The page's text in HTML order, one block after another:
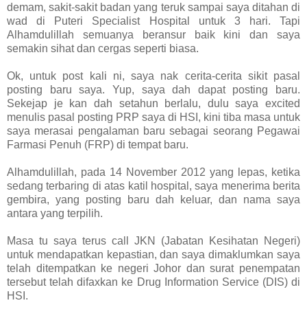
demam, sakit-sakit badan yang teruk sampai saya ditahan di
wad di Puteri Specialist Hospital untuk 3 hari. Tapi
Alhamdulillah semuanya beransur baik kini dan saya
semakin sihat dan cergas seperti biasa.
Ok, untuk post kali ni, saya nak cerita-cerita sikit pasal
posting baru saya. Yup, saya dah dapat posting baru.
Sekejap je kan dah setahun berlalu, dulu saya excited
menulis pasal posting PRP saya di HSI, kini tiba masa untuk
saya merasai pengalaman baru sebagai seorang Pegawai
Farmasi Penuh (FRP) di tempat baru.
Alhamdulillah, pada 14 November 2012 yang lepas, ketika
sedang terbaring di atas katil hospital, saya menerima berita
gembira, yang posting baru dah keluar, dan nama saya
antara yang terpilih.
Masa tu saya terus call JKN (Jabatan Kesihatan Negeri)
untuk mendapatkan kepastian, dan saya dimaklumkan saya
telah ditempatkan ke negeri Johor dan surat penempatan
tersebut telah difaxkan ke Drug Information Service (DIS) di
HSI.